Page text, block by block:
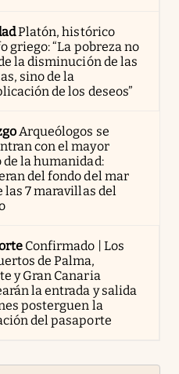
Platón, histórico
griego: “La pobreza no
la disminución de las
sino de la
de los deseos”
Arqueólogos se
con el mayor
de la humanidad:
del fondo del mar
las 7 maravillas del
Confirmado | Los
de Palma,
y Gran Canaria
la entrada y salida
posterguen la
del pasaporte